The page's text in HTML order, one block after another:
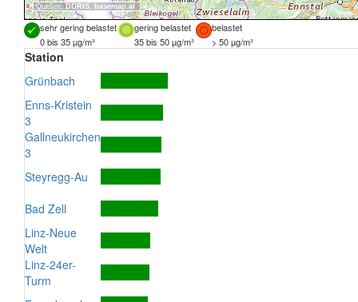
Quellen:DORIS, basemap.at
sehr gering belastet gering belastet
belastet
0 bis 35 µg/m³
35 bis 50 µg/m³ > 50 µg/m³
Station
Grünbach
Enns-Kristein
3
Gallneukirchen
3
Steyregg-Au
Bad Zell
Linz-Neue
Welt
Linz-24er-
Turm